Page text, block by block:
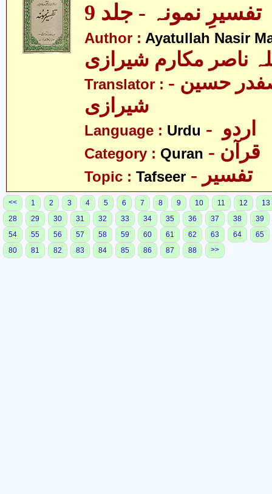
تفسیرِ نمونہ - جلد 9
Author : Ayatullah Nasir
ناصر مکارم شیرازی
Translator : - مولانا سید صفدر حسین
شیرازی
Language : Urdu
Category : Quran - قرآن
Topic : Tafseer - تفسیر
<< 1 2 3 4 5 6 7 8 9 10 11 12
13
28
29 30 31 32 33 34 35 36 37 38
39
54
55 56 57 58 59 60 61 62 63 64
65
80
81 82 83 84 85 86 87 88 >>